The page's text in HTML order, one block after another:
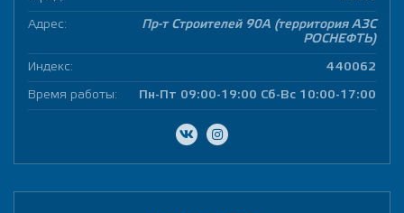
Адрес:
Пр-т Строителей 90А (территория АЗС
РОСНЕФТЬ)
Индекс: 440062
Время работы: Пн-Пт 09:00-19:00 Сб-Вс 10:00-17:00